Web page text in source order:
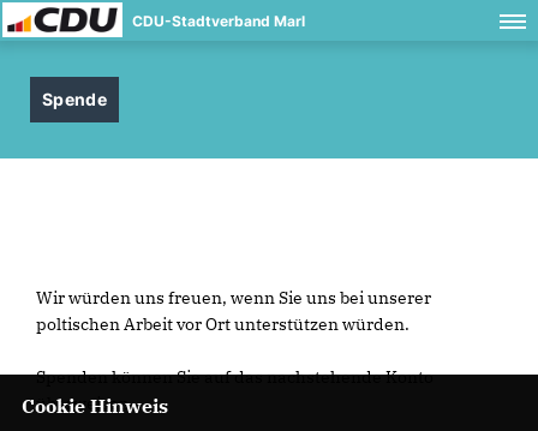
CDU-Stadtverband Marl
Spende
Wir würden uns freuen, wenn Sie uns bei unserer
poltischen Arbeit vor Ort unterstützen würden.
Spenden können Sie auf das nachstehende Konto
überweisen.
Cookie Hinweis